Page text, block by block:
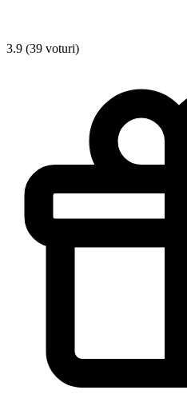
3.9 (39 voturi)